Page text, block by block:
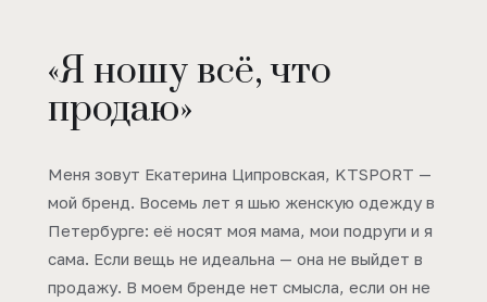
«Я ношу всё, что
продаю»
Меня зовут Екатерина Ципровская, KTSPORT —
мой бренд. Восемь лет я шью женскую одежду в
Петербурге: её носят моя мама, мои подруги и я
сама. Если вещь не идеальна — она не выйдет в
продажу. В моем бренде нет смысла, если он не